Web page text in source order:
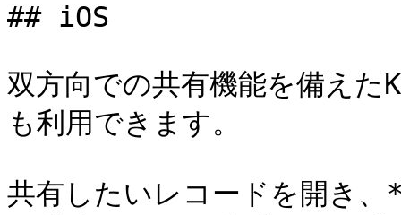
## iOS
双方向での共有機能を備え
も利用できます。
共有したいレコードを開